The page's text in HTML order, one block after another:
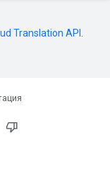
Translation API